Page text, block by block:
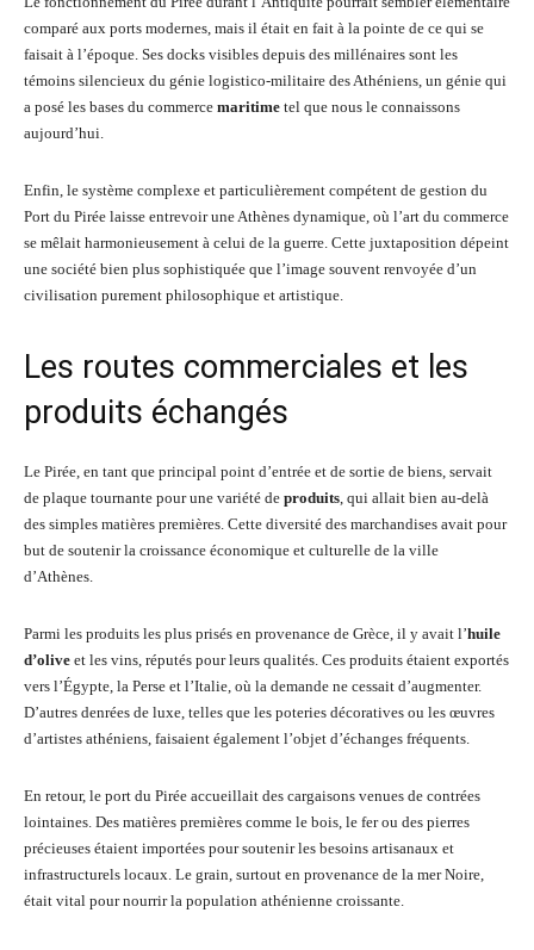
comparé aux ports modernes, mais il était en fait à la pointe de ce qui se
faisait à l’époque. Ses docks visibles depuis des millénaires sont les
témoins silencieux du génie logistico-militaire des Athéniens, un génie qui
a posé les bases du commerce maritime tel que nous le connaissons
aujourd’hui.
Enfin, le système complexe et particulièrement compétent de gestion du
Port du Pirée laisse entrevoir une Athènes dynamique, où l’art du commerce
se mêlait harmonieusement à celui de la guerre. Cette juxtaposition dépeint
une société bien plus sophistiquée que l’image souvent renvoyée d’un
civilisation purement philosophique et artistique.
Les routes commerciales et les
produits échangés
Le Pirée, en tant que principal point d’entrée et de sortie de biens, servait
de plaque tournante pour une variété de produits, qui allait bien au-delà
des simples matières premières. Cette diversité des marchandises avait pour
but de soutenir la croissance économique et culturelle de la ville
d’Athènes.
Parmi les produits les plus prisés en provenance de Grèce, il y avait l’huile
d’olive et les vins, réputés pour leurs qualités. Ces produits étaient exportés
vers l’Égypte, la Perse et l’Italie, où la demande ne cessait d’augmenter.
D’autres denrées de luxe, telles que les poteries décoratives ou les œuvres
d’artistes athéniens, faisaient également l’objet d’échanges fréquents.
En retour, le port du Pirée accueillait des cargaisons venues de contrées
lointaines. Des matières premières comme le bois, le fer ou des pierres
précieuses étaient importées pour soutenir les besoins artisanaux et
infrastructurels locaux. Le grain, surtout en provenance de la mer Noire,
était vital pour nourrir la population athénienne croissante.